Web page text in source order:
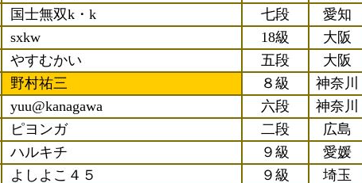
国士無双k・k 七段 愛知
sxkw 18級 大阪
やすむかい 五段 大阪
野村祐三 ８級 神奈川
yuu@kanagawa 六段 神奈川
ピヨンガ 二段 広島
ハルキチ ９級 愛媛
よしよこ４５ ９級 埼玉